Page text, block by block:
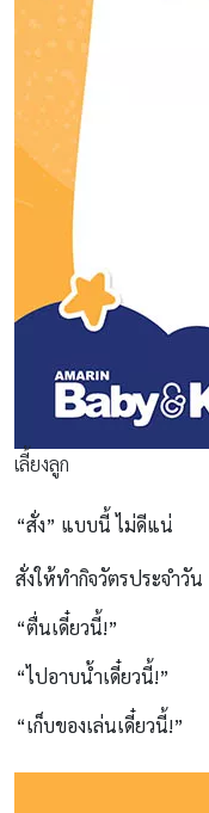
เลี้ยงลูก
“สั่ง” แบบนี้ ไม่ดีแน่
สั่งให้ทำกิจวัตรประจำวัน
“ตื่นเดี๋ยวนี้!”
“ไปอาบน้ำเดี๋ยวนี้!”
“เก็บของเล่นเดี๋ยวนี้!”